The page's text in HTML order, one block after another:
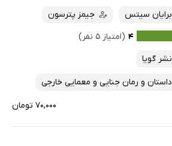
برایان سیتس
جیمز پترسون
۴ (امتیاز ۵ نفر)
نشر گویا
داستان و رمان جنایی و معمایی خارجی
۷۰,۰۰۰ تومان